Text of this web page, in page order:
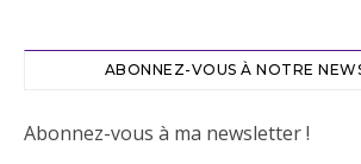
ABONNEZ-VOUS À NOTRE
Abonnez-vous à ma newsletter !